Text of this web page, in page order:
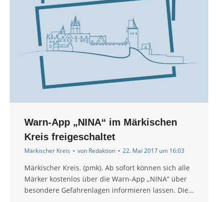
Warn-App „NINA“ im Märkischen
Kreis freigeschaltet
Märkischer Kreis von Redaktion 22. Mai 2017 um 16:03
Märkischer Kreis. (pmk). Ab sofort können sich alle
Märker kostenlos über die Warn-App „NINA“ über
besondere Gefahrenlagen informieren lassen. Die…